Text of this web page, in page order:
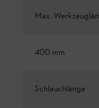
Max.
400 mm
Schlauchlänge